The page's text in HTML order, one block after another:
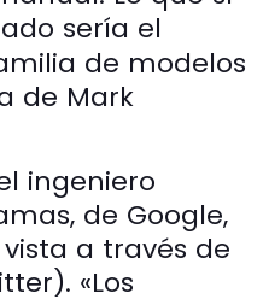
sería el
de modelos
de Mark
ingeniero
de Google,
a través de
«Los